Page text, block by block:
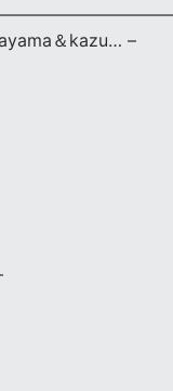
＆kazu… –